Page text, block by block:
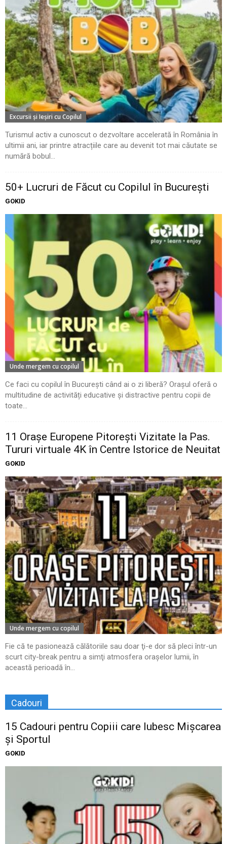
Excursii şi Ieşiri cu Copilul
Turismul activ a cunoscut o dezvoltare accelerată în România în
ultimii ani, iar printre atracțiile care au devenit tot mai căutate se
numără bobul...
50+ Lucruri de Făcut cu Copilul în București
GOKID
Unde mergem cu copilul
Ce faci cu copilul în București când ai o zi liberă? Orașul oferă o
multitudine de activități educative și distractive pentru copii de
toate...
11 Oraşe Europene Pitoreşti Vizitate la Pas.
Tururi virtuale 4K în Centre Istorice de Neuitat
GOKID
Unde mergem cu copilul
Fie că te pasionează călătoriile sau doar ţi-e dor să pleci într-un
scurt city-break pentru a simţi atmosfera oraşelor lumii, în
această perioadă în...
Cadouri
15 Cadouri pentru Copiii care Iubesc Mișcarea
și Sportul
GOKID